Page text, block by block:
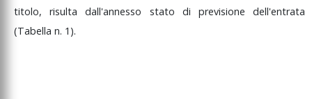
titolo,risultadall'annesso stato di previsionedell'entrata
(Tabella n. 1).